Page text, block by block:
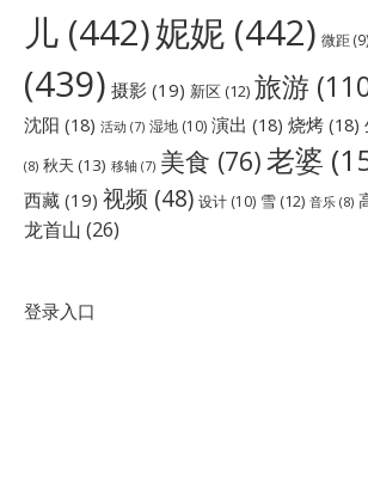
儿 (442)妮妮 (442) 微距(9)
(439) 摄影 (19) 新区 (12) 旅游
沈阳 (18) 活动 (7) 湿地 (10) 演出 (18) 烧烤 (18)
(8) 秋天 (13) 移轴 (7) 美食 (76)老婆
西藏 (19) 视频 (48) 设计 (10) 雪 (12) 音乐 (8)
龙首山 (26)
登录入口